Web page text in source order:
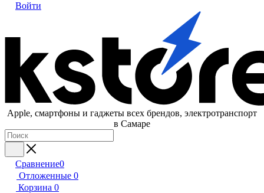
Войти
Apple, cмартфоны и гаджеты всех брендов, электротранспорт
в Самаре
Сравнение0
Отложенные 0
Корзина 0